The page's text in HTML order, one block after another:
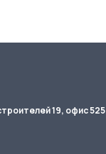
19, офис 525